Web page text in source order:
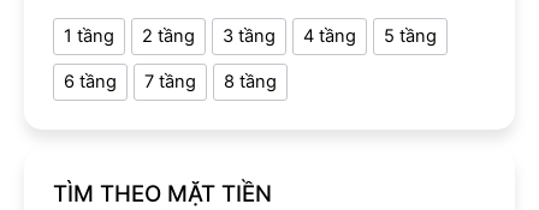
1 tầng 2 tầng 3 tầng 4 tầng 5 tầng
6 tầng 7 tầng 8 tầng
TÌM THEO MẶT TIỀN